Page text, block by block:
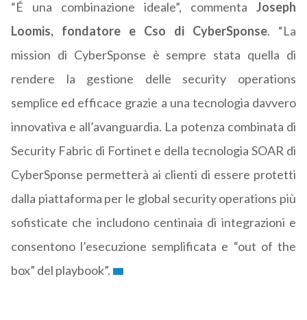
“É una combinazione ideale”, commenta Joseph
Loomis, fondatore e Cso di CyberSponse. “La
mission di CyberSponse è sempre stata quella di
rendere la gestione delle security operations
semplice ed efficace grazie a una tecnologia davvero
innovativa e all’avanguardia. La potenza combinata di
Security Fabric di Fortinet e della tecnologia SOAR di
CyberSponse permetterà ai clienti di essere protetti
dalla piattaforma per le global security operations più
sofisticate che includono centinaia di integrazioni e
consentono l’esecuzione semplificata e “out of the
box” del playbook”.